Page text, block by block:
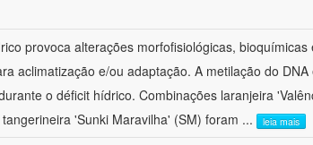
provoca alterações morfofisiológicas,
aclimatização e/ou adaptação. A metilação do
o déficit hídrico. Combinações laranjeira
'Sunki Maravilha' (SM) foram ... leia mais